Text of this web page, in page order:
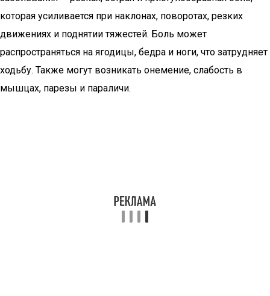
которая усиливается при наклонах, поворотах, резких
движениях и поднятии тяжестей. Боль может
распространяться на ягодицы, бедра и ноги, что затрудняет
ходьбу. Также могут возникать онемение, слабость в
мышцах, парезы и параличи.